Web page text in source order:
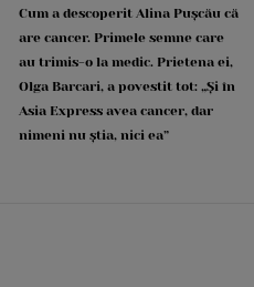
Cum a descoperit Alina Pușcău că
are cancer. Primele semne care
au trimis-o la medic. Prietena ei,
Olga Barcari, a povestit tot: „Și în
Asia Express avea cancer, dar
nimeni nu știa, nici ea”